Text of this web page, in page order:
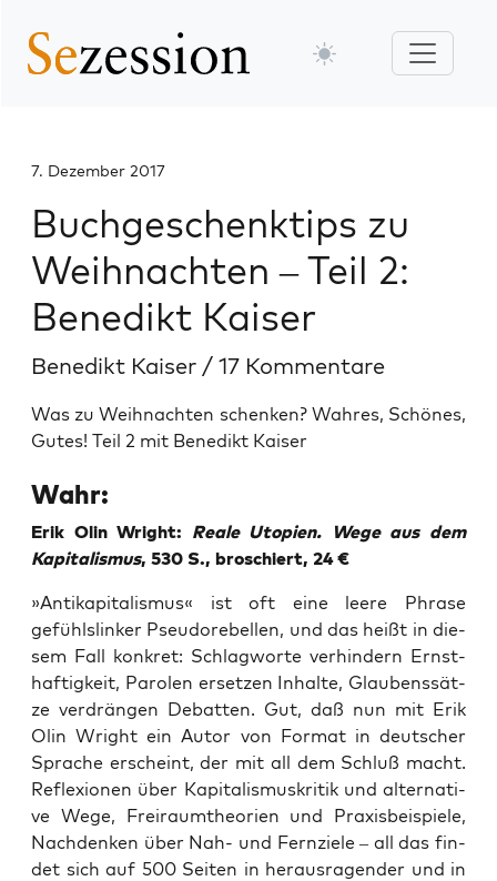
7. Dezember 2017
Buchgeschenktips zu
Weihnachten – Teil 2:
Benedikt Kaiser
Benedikt Kaiser / 17 Kommentare
Was zu Weihnachten schenken? Wahres, Schönes,
Gutes! Teil 2 mit Benedikt Kaiser
Wahr:
Erik Olin Wright: Rea­le Uto­pien. Wege aus dem
Kapi­ta­lis­mus, 530 S., bro­schiert, 24 €
»Anti­ka­pi­ta­lis­mus« ist oft eine lee­re Phra­se
gefühls­lin­ker Pseu­do­r­ebel­len, und das heißt in die­
sem Fall kon­kret: Schlag­wor­te ver­hin­dern Ernst­
haf­tig­keit, Paro­len erset­zen Inhal­te, Glau­bens­sät­
ze ver­drän­gen Debat­ten. Gut, daß nun mit Erik
Olin Wright ein Autor von For­mat in deut­scher
Spra­che erscheint, der mit all dem Schluß macht.
Refle­xio­nen über Kapi­ta­lis­mus­kri­tik und alter­na­ti­
ve Wege, Frei­raum­theo­rien und Pra­xis­bei­spie­le,
Nach­den­ken über Nah- und Fern­zie­le – all das fin­
det sich auf 500 Sei­ten in her­aus­ra­gen­der und in